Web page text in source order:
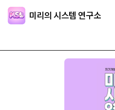
미리의 시스템 연구소